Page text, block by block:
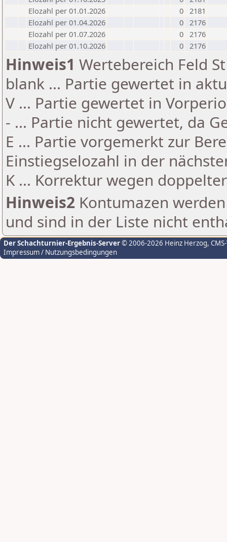
Elozahl per 01.01.2026
0 2181
Elozahl per 01.04.2026
0 2176
Elozahl per 01.07.2026
0 2176
Elozahl per 01.10.2026
0 2176
Hinweis1 Wertebereich Feld
blank ... Partie gewertet in
V ... Partie gewertet in
- ... Partie nicht gewertet, da
E ... Partie vorgemerkt zur
Einstiegselozahl in der
K ... Korrektur wegen
Hinweis2 Kontumazen
und sind in der Liste nicht
Der Schachturnier-Ergebnis-Server© 2006-2026 Heinz Herzog,
Impressum / Nutzungsbedingungen